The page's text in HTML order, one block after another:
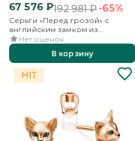
67 576₽192 981₽-65%
Серьги «Перед грозой» с
английским замком из
красного золота с
перламутром
Нет оценок
В корзину